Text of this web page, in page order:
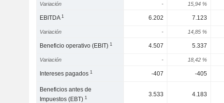
Variación - 15,94 %
EBITDA1 6.202 7.123
Variación - 14,85 %
Beneficio operativo (EBIT)1 4.507 5.337
Variación - 18,42 %
Intereses pagados1 -407 -405
Beneficios antes de
Impuestos (EBT)1 3.533 4.183